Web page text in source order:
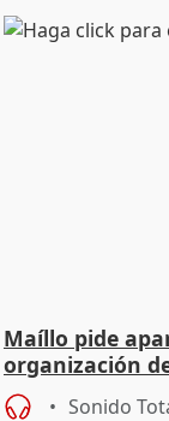
Maíllo pide
organización
Sonido